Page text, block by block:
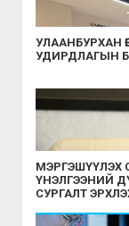
УЛААНБУРХАН
УДИРДЛАГЫН
МЭРГЭШҮҮЛЭХ
ҮНЭЛГЭЭНИЙ
СУРГАЛТ